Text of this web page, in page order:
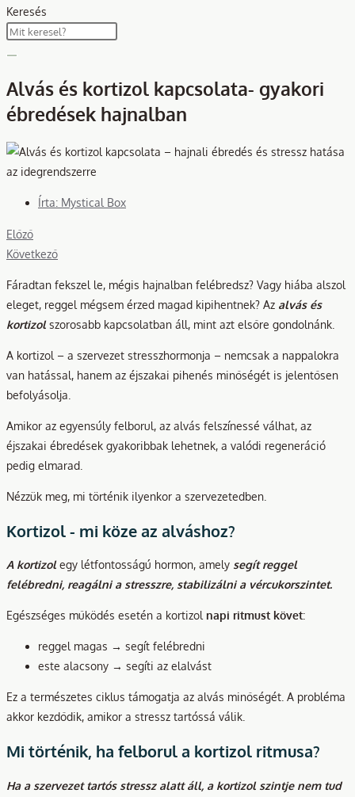
Keresés
Alvás és kortizol kapcsolata- gyakori
ébredések hajnalban
Írta: Mystical Box
Előző
Következő
Fáradtan fekszel le, mégis hajnalban felébredsz? Vagy hiába alszol
eleget, reggel mégsem érzed magad kipihentnek? Az alvás és
kortizol szorosabb kapcsolatban áll, mint azt elsőre gondolnánk.
A kortizol – a szervezet stresszhormonja – nemcsak a nappalokra
van hatással, hanem az éjszakai pihenés minőségét is jelentősen
befolyásolja.
Amikor az egyensúly felborul, az alvás felszínessé válhat, az
éjszakai ébredések gyakoribbak lehetnek, a valódi regeneráció
pedig elmarad.
Nézzük meg, mi történik ilyenkor a szervezetedben.
Kortizol - mi köze az alváshoz?
A kortizol egy létfontosságú hormon, amely segít reggel
felébredni, reagálni a stresszre, stabilizálni a vércukorszintet.
Egészséges működés esetén a kortizol napi ritmust követ:
reggel magas → segít felébredni
este alacsony → segíti az elalvást
Ez a természetes ciklus támogatja az alvás minőségét. A probléma
akkor kezdődik, amikor a stressz tartóssá válik.
Mi történik, ha felborul a kortizol ritmusa?
Ha a szervezet tartós stressz alatt áll, a kortizol szintje nem tud